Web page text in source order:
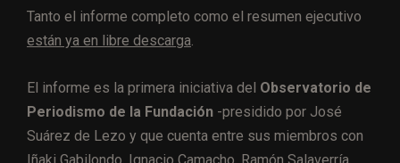
Tanto el informe completo como el resumen ejecutivo
están ya en libre descarga.
El informe es la primera iniciativa del Observatorio de
Periodismo de la Fundación -presidido por José
Suárez de Lezo y que cuenta entre sus miembros con